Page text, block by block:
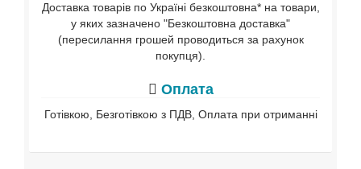
Доставка товарів по Україні безкоштовна* на товари,
у яких зазначено "Безкоштовна доставка"
(пересилання грошей проводиться за рахунок
покупця).
Оплата
Готівкою, Безготівкою з ПДВ, Оплата при отриманні